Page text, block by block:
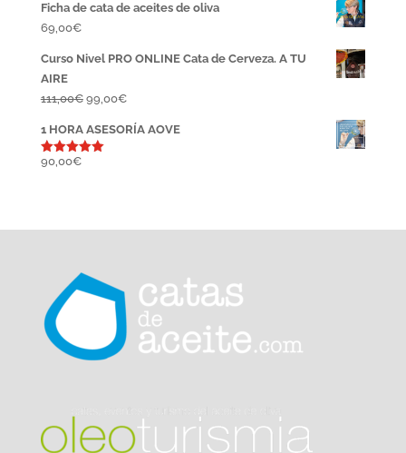
Ficha de cata de aceites de oliva
69,00€
Curso Nivel PRO ONLINE Cata de Cerveza. A TU
AIRE
111,00€ El
original
99,00€El
actual
1 HORA ASESORÍA AOVE
Valorado
90,00€